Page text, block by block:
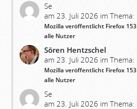
Se
am 23. Juli 2026 im Thema:
Mozilla veröffentlicht Firefox
alle Nutzer
Sören Hentzschel
am 23. Juli 2026 im Thema:
Mozilla veröffentlicht Firefox
alle Nutzer
Se
am 23. Juli 2026 im Thema: